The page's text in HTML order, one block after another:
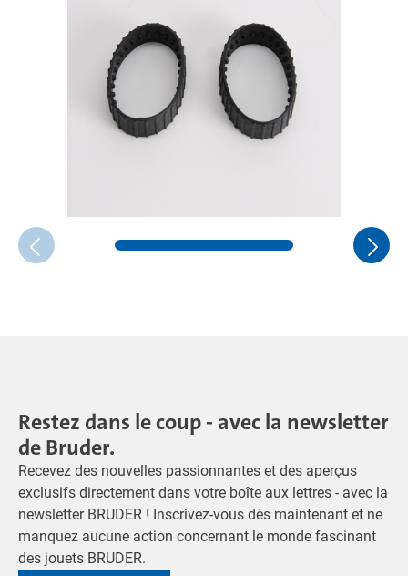
Restez dans le coup - avec la newsletter
de Bruder.
Recevez des nouvelles passionnantes et des aperçus
exclusifs directement dans votre boîte aux lettres - avec la
newsletter BRUDER ! Inscrivez-vous dès maintenant et ne
manquez aucune action concernant le monde fascinant
des jouets BRUDER.